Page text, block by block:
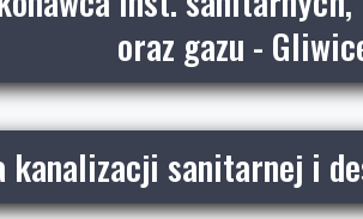
oraz gazu -
kanalizacji sanitarnej i